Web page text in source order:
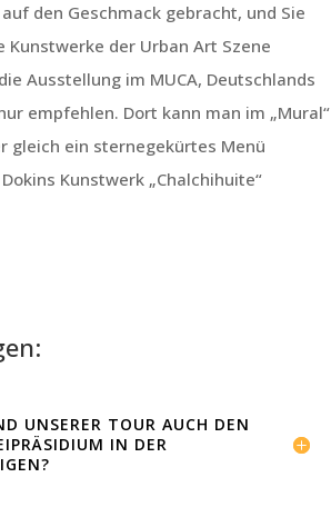
den Geschmack gebracht, und Sie
der Urban Art Szene
Ausstellung im MUCA, Deutschlands
empfehlen. Dort kann man im „Mural“
gleich ein sternegekürtes Menü
Kunstwerk „Chalchihuite“
UNSERER TOUR AUCH DEN
IN DER